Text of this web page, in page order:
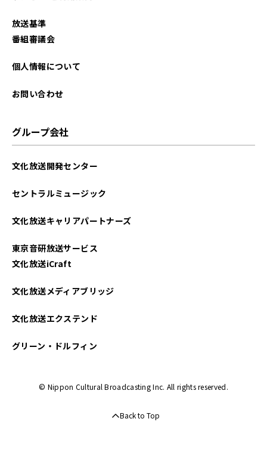
2024年09月
2024年04月
放送基準
番組審議会
個人情報について
お問い合わせ
グループ会社
文化放送開発センター
セントラルミュージック
文化放送キャリアパートナーズ
東京音研放送サービス
文化放送iCraft
文化放送メディアブリッジ
文化放送エクステンド
グリーン・ドルフィン
© Nippon Cultural Broadcasting Inc. All rights reserved.
Back to Top